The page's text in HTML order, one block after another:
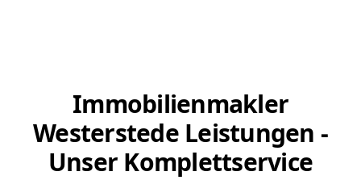
Immobilienmakler
Westerstede Leistungen -
Unser Komplettservice